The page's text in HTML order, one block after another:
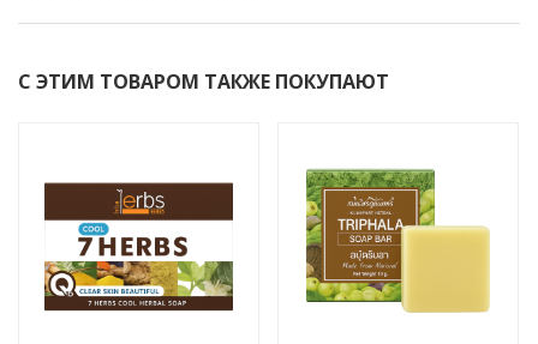
С ЭТИМ ТОВАРОМ ТАКЖЕ ПОКУПАЮТ